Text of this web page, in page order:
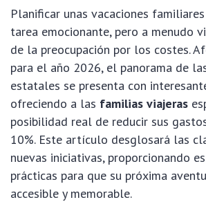
Planificar unas vacaciones
tarea emocionante, pero a menudo
de la preocupación por los costes.
para el año 2026, el panorama de
estatales se presenta con
ofreciendo a las familias viajeras
posibilidad real de reducir sus
10%. Este artículo desglosará las
nuevas iniciativas, proporcionando
prácticas para que su próxima
accesible y memorable.